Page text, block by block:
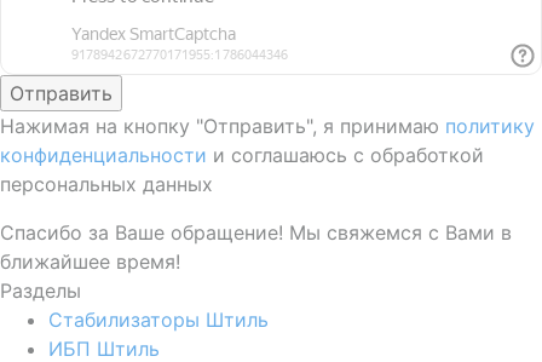
Отправить
Нажимая на кнопку "Отправить", я принимаю политику
конфиденциальности и соглашаюсь с обработкой
персональных данных
Спасибо за Ваше обращение! Мы свяжемся с Вами в
ближайшее время!
Разделы
Стабилизаторы Штиль
ИБП Штиль